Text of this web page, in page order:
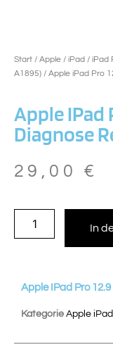
Start / Apple / iPad / iPad
A1895) / Apple iPad Pro
Apple IPad
Diagnose
29,00 €
In
Apple IPad Pro
Kategorie Apple